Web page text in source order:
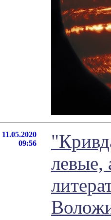
11.05.2020
09:56
левые,